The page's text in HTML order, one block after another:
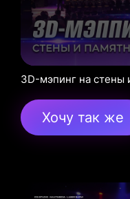
3D-мэпинг на стены
Хочу так же